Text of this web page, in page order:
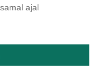
ajal